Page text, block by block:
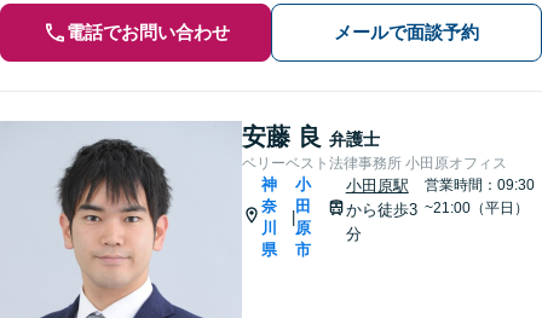
電話でお問い合わせ メールで面談予約
安藤 良 弁護士
ベリーベスト法律事務所 小田原オフィス
神
奈
川
県
小
田
原
市
小田原駅
から徒歩3
分
営業時間：09:30
~21:00（平日）